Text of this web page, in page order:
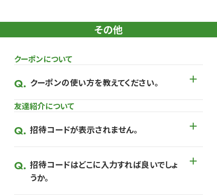
その他
クーポンについて
クーポンの使い方を教えてください。
友達紹介について
招待コードが表示されません。
招待コードはどこに入力すれば良いでしょ
うか。